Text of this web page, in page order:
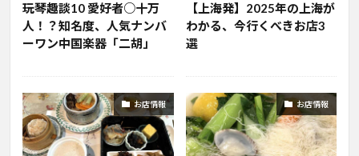
玩琴趣談10 愛好者○十万
人！？知名度、人気ナンバ
ーワン中国楽器「二胡」
【上海発】2025年の上海が
わかる、今行くべきお店3
選
お店情報 お店情報